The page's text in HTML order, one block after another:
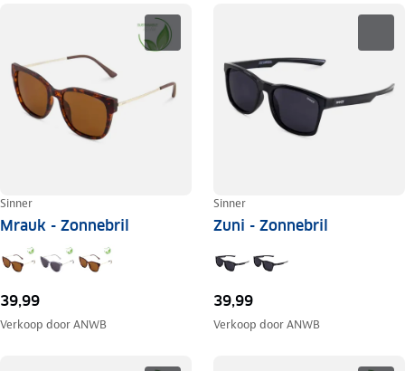
Sinner
Mrauk - Zonnebril
39,99
Verkoop doorANWB
Sinner
Zuni - Zonnebril
39,99
Verkoop doorANWB